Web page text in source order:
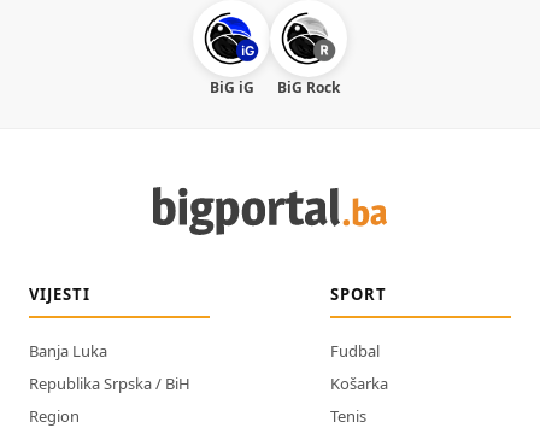
BiG iG BiG Rock
VIJESTI
Banja Luka
Republika Srpska / BiH
Region
SPORT
Fudbal
Košarka
Tenis